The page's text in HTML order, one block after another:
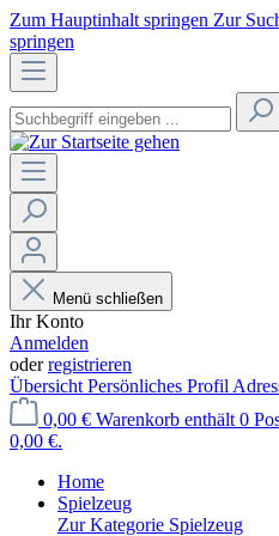
Zum Hauptinhalt springen Zur
springen
Menü schließen
Ihr Konto
Anmelden
oderregistrieren
Übersicht Persönliches Profil
0,00 € Warenkorb enthält 0
0,00 €.
Home
Spielzeug
Zur Kategorie Spielzeug